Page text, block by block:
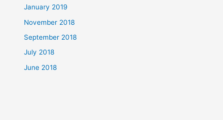
January 2019
November 2018
September 2018
July 2018
June 2018